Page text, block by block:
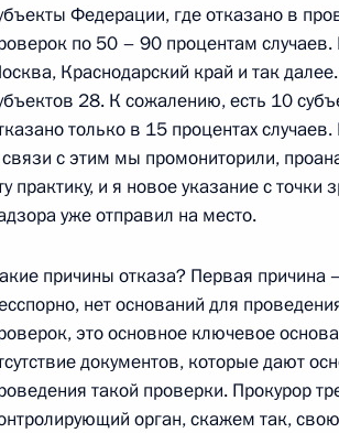
июля 2009 года, воскресенье
Медведев направил
международного кинофестиваля
июля 2009 года, 18:00
беседа Дмитрия
НТВ» Кириллом
Федерации, где отказано в
по 50 – 90 процентам
Краснодарский край и так далее.
28. К сожалению, есть 10
только в 15 процентах
с этим мы промониторили,
практику, и я новое указание с точки
уже отправил на место.
причины отказа? Первая причина
нет оснований для
это основное ключевое
документов, которые дают
такой проверки. Прокурор
орган, скажем так,